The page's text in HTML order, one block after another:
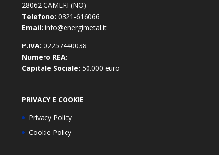
28062 CAMERI (NO)
Telefono: 0321-616066
Email: info@energimetal.it
P.IVA: 02257440038
Numero REA:
Capitale Sociale: 50.000 euro
PRIVACY E COOKIE
Privacy Policy
Cookie Policy